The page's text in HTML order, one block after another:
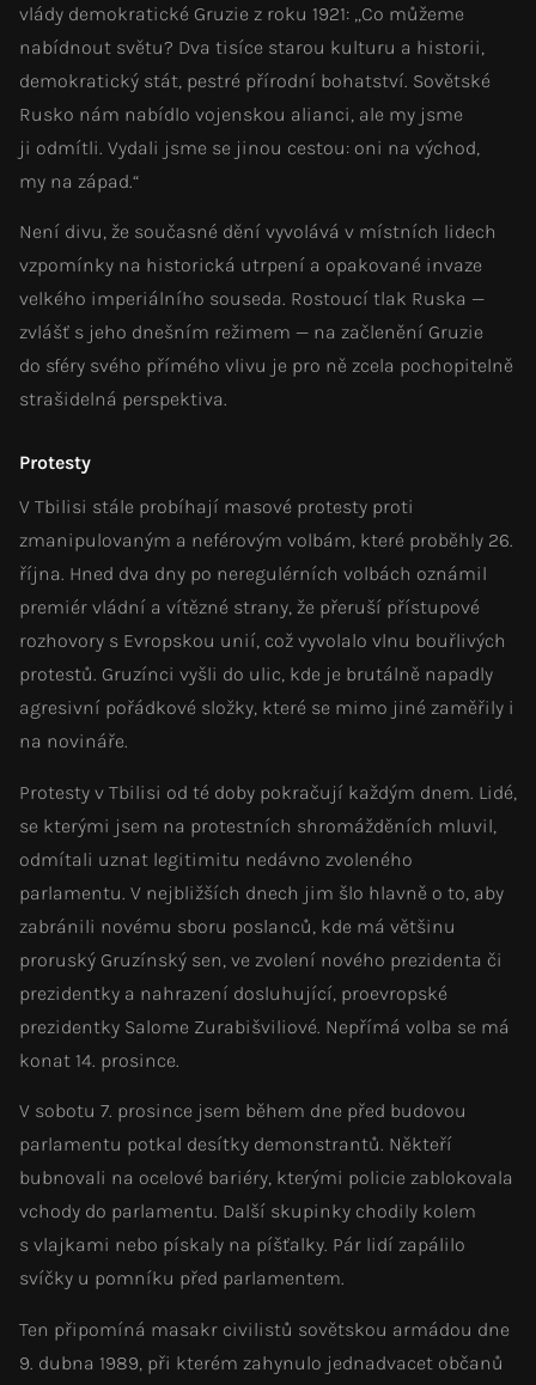
vlády demokratické Gruzie z roku 1921: „Co můžeme
nabídnout světu? Dva tisíce starou kulturu a historii,
demokratický stát, pestré přírodní bohatství. Sovětské
Rusko nám nabídlo vojenskou alianci, ale my jsme
ji odmítli. Vydali jsme se jinou cestou: oni na východ,
my na západ.“
Není divu, že současné dění vyvolává v místních lidech
vzpomínky na historická utrpení a opakované invaze
velkého imperiálního souseda. Rostoucí tlak Ruska —
zvlášť s jeho dnešním režimem — na začlenění Gruzie
do sféry svého přímého vlivu je pro ně zcela pochopitelně
strašidelná perspektiva.
Protesty
V Tbilisi stále probíhají masové protesty proti
zmanipulovaným a neférovým volbám, které proběhly 26.
října. Hned dva dny po neregulérních volbách oznámil
premiér vládní a vítězné strany, že přeruší přístupové
rozhovory s Evropskou unií, což vyvolalo vlnu bouřlivých
protestů. Gruzínci vyšli do ulic, kde je brutálně napadly
agresivní pořádkové složky, které se mimo jiné zaměřily i
na novináře.
Protesty v Tbilisi od té doby pokračují každým dnem. Lidé,
se kterými jsem na protestních shromážděních mluvil,
odmítali uznat legitimitu nedávno zvoleného
parlamentu. V nejbližších dnech jim šlo hlavně o to, aby
zabránili novému sboru poslanců, kde má většinu
proruský Gruzínský sen, ve zvolení nového prezidenta či
prezidentky a nahrazení dosluhující, proevropské
prezidentky Salome Zurabišviliové. Nepřímá volba se má
konat 14. prosince.
V sobotu 7. prosince jsem během dne před budovou
parlamentu potkal desítky demonstrantů. Někteří
bubnovali na ocelové bariéry, kterými policie zablokovala
vchody do parlamentu. Další skupinky chodily kolem
s vlajkami nebo pískaly na píšťalky. Pár lidí zapálilo
svíčky u pomníku před parlamentem.
Ten připomíná masakr civilistů sovětskou armádou dne
9. dubna 1989, při kterém zahynulo jednadvacet občanů